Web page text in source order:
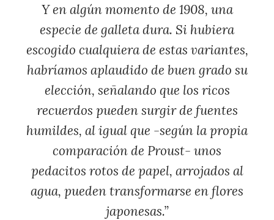
Y en algún momento de 1908, una
especie de galleta dura. Si hubiera
escogido cualquiera de estas variantes,
habríamos aplaudido de buen grado su
elección, señalando que los ricos
recuerdos pueden surgir de fuentes
humildes, al igual que -según la propia
comparación de Proust- unos
pedacitos rotos de papel, arrojados al
agua, pueden transformarse en flores
japonesas.”